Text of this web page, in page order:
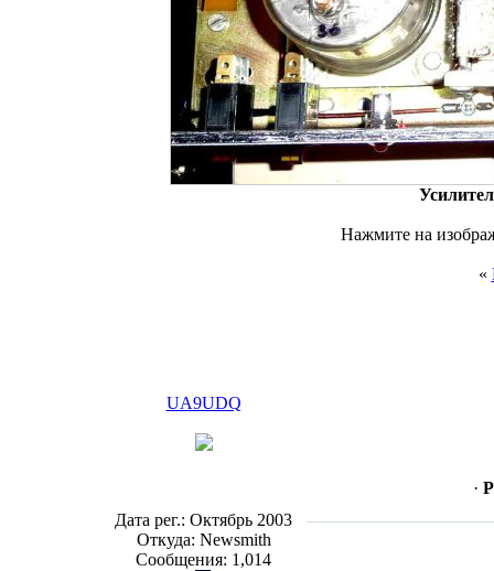
Нажмите на
«
UA9UDQ
Дата рег.: Октябрь 2003
Откуда: Newsmith
Сообщения: 1,014
·